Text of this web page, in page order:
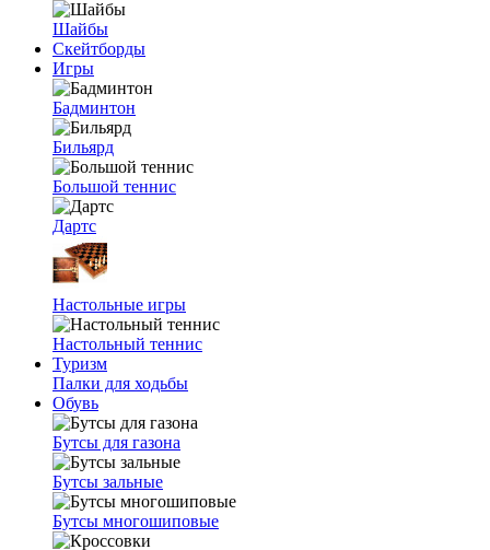
Шайбы
Скейтборды
Игры
Бадминтон
Бильярд
Большой теннис
Дартс
Настольные игры
Настольный теннис
Туризм
Палки для ходьбы
Обувь
Бутсы для газона
Бутсы зальные
Бутсы многошиповые